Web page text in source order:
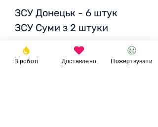
ЗСУ Донецьк - 6 штук
ЗСУ Суми з 2 штуки
Статус:
доставляється по
В роботі Доставлено Пожертвувати